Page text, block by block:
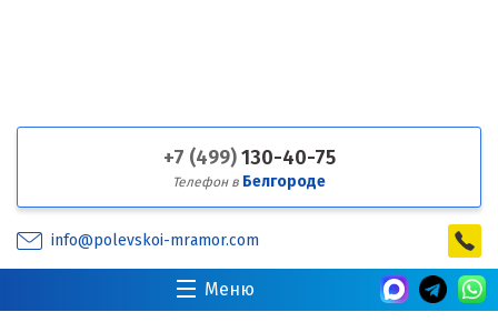
+7 (499)130-40-75
Телефон в Белгороде
info@polevskoi-mramor.com
Меню